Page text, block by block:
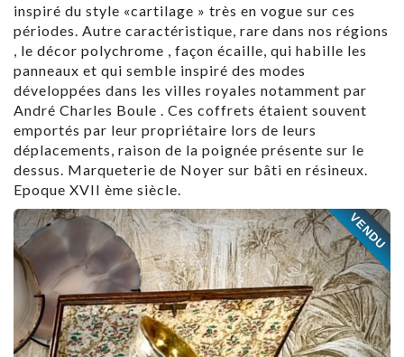
inspiré du style «cartilage » très en vogue sur ces
périodes. Autre caractéristique, rare dans nos régions
, le décor polychrome , façon écaille, qui habille les
panneaux et qui semble inspiré des modes
développées dans les villes royales notamment par
André Charles Boule . Ces coffrets étaient souvent
emportés par leur propriétaire lors de leurs
déplacements, raison de la poignée présente sur le
dessus. Marqueterie de Noyer sur bâti en résineux.
Epoque XVII ème siècle.
VENDU